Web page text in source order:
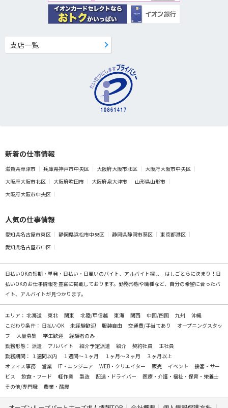
支店一覧
新着の仕事情報
滋賀県草津市 兵庫県神戸市中央区 大阪府大阪市北区
大阪府大阪市中央区
大阪府大阪市北区
大阪府吹田市 大阪府泉大津市
山形県山形市
大阪府大阪市中央区
人気の仕事情報
愛知県名古屋市東区 静岡県浜松市中央区 静岡県静岡市葵区
東京都港区
愛知県名古屋市中区
日払いOKの短期・単発・日払い・日雇いのバイト、アルバイト探し
はしごとらに決まり！日
払いOKのお仕事情報を豊富に掲載しております。勤務形態や職種など、自分の希望に合ったバ
イト、アルバイトが見つかります。
エリア： 北海道 東北 関東 北陸/甲信越 東海 関西 中国/四国 九州
沖縄
こだわり条件： 日払いOK 未経験歓迎 服装自由 交通費/手当てあり
オープニングスタッ
フ
大量募集 学生歓迎
経験者のみ
勤務形態： 派遣 アルバイト 紹介予定派遣 紹介 契約社員
正社員
勤務期間： １週間以内 １週間～１ヶ月 １ヶ月～３ヶ月
３ヶ月以上
オフィス事務
営業 IT・エンジニア WEB・クリエイター 販売 イベント
接客・サー
ビス
飲食・フード 軽作業 製造 配送・ドライバー
医療・介護・福祉・保育・栄養士
その他/専門職
農業・酪農